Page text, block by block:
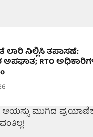
ಲಾರಿ ನಿಲ್ಲಿಸಿ ತಪಾಸಣೆ:
RTO